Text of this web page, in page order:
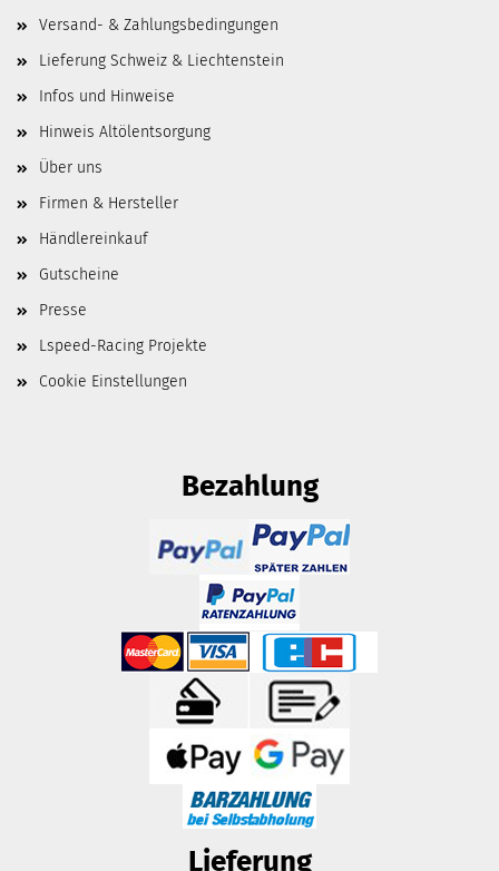
Versand- & Zahlungsbedingungen
Lieferung Schweiz & Liechtenstein
Infos und Hinweise
Hinweis Altölentsorgung
Über uns
Firmen & Hersteller
Händlereinkauf
Gutscheine
Presse
Lspeed-Racing Projekte
Cookie Einstellungen
Bezahlung
Lieferung